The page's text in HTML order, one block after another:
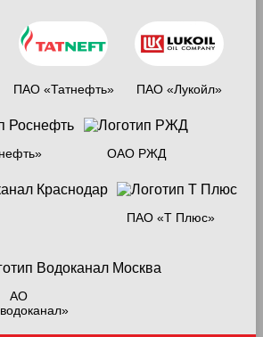
ПАО «Татнефть» ПАО «Лукойл»
ОАО РЖД
ПАО «Т Плюс»
АО